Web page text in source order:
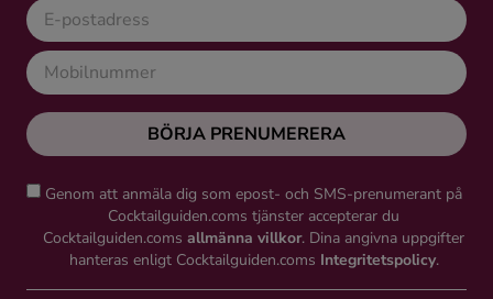
BÖRJA PRENUMERERA
Genom att anmäla dig som epost- och SMS-prenumerant på
Cocktailguiden.coms tjänster accepterar du
Cocktailguiden.coms allmänna villkor. Dina angivna uppgifter
hanteras enligt Cocktailguiden.coms Integritetspolicy.